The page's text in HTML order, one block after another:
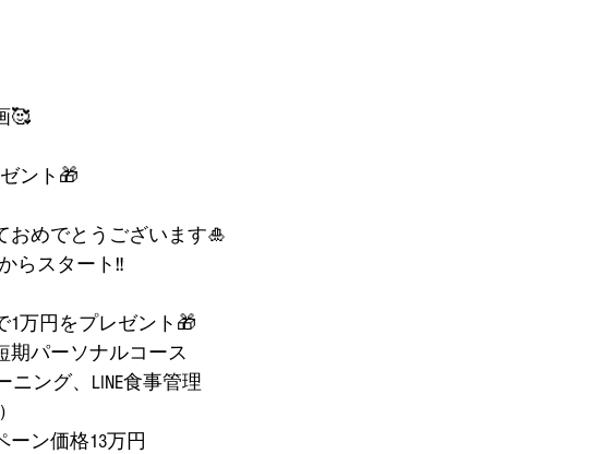
🥰
ント🎁
おめでとうございます🎍
からスタート‼️
1万円をプレゼント🎁
期パーソナルコース
ニング、LINE食事管理
ーン価格13万円